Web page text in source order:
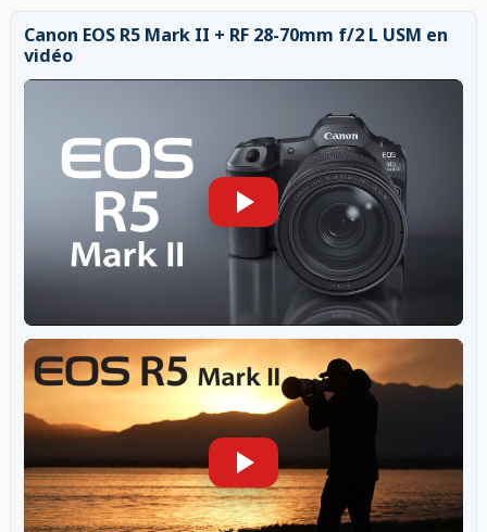
Canon EOS R5 Mark II + RF 28-70mm f/2 L USM en
vidéo